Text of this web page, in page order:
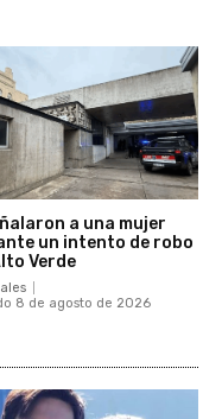
a una mujer
un intento de robo
Verde
8 de agosto de 2026